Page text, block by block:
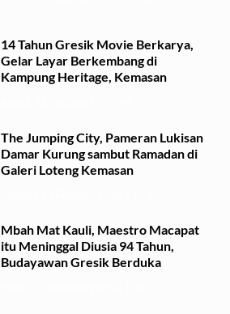
14 Tahun Gresik Movie Berkarya,
Gelar Layar Berkembang di
Kampung Heritage, Kemasan
The Jumping City, Pameran Lukisan
Damar Kurung sambut Ramadan di
Galeri Loteng Kemasan
Mbah Mat Kauli, Maestro Macapat
itu Meninggal Diusia 94 Tahun,
Budayawan Gresik Berduka